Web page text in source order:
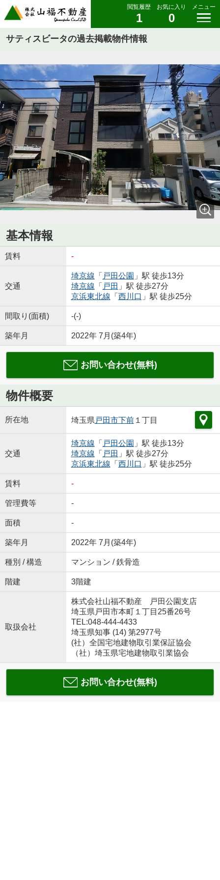
閲覧履歴
1
お気に入り
0
メニュー
サティスビータの過去掲載物件情報
基本情報
賃料 -
交通
埼京線 「 戸田公園 」駅 徒歩13分
埼京線 「 戸田 」駅 徒歩27分
京浜東北線 「 西川口 」駅 徒歩25分
間取り(面積) -(-)
築年月 2022年 7月(築4年)
お問い合わせ(無料)
物件概要
所在地 埼玉県 戸田市下前１丁目
交通
埼京線 「 戸田公園 」駅 徒歩13分
埼京線 「 戸田 」駅 徒歩27分
京浜東北線 「 西川口 」駅 徒歩25分
賃料 -
管理費等 -
面積 -
築年月 2022年 7月(築4年)
種別 / 構造 マンション / 鉄骨造
階建 3階建
取扱会社
株式会社山福不動産 戸田公園支店
埼玉県戸田市本町１丁目25番26号
TEL:048-444-4433
埼玉県知事 (14) 第2977号
(社）全国宅地建物取引業保証協会
（社）埼玉県宅地建物取引業協会
お問い合わせ(無料)